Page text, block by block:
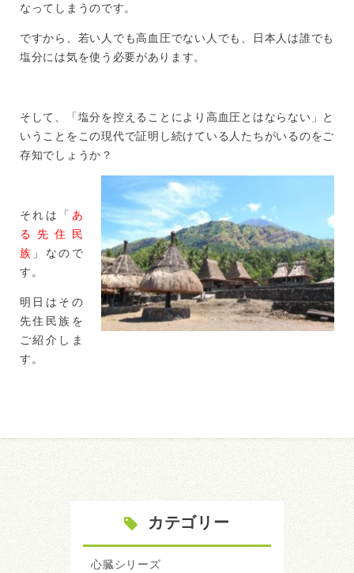
なってしまうのです。
ですから、若い人でも高血圧でない人でも、日本人は誰でも
塩分には気を使う必要があります。
そして、「塩分を控えることにより高血圧とはならない」と
いうことをこの現代で証明し続けている人たちがいるのをご
存知でしょうか？
それは「 あ
る先住民
族 」なので
す。
明日はその
先住民族を
ご紹介しま
す。
カテゴリー
心臓シリーズ